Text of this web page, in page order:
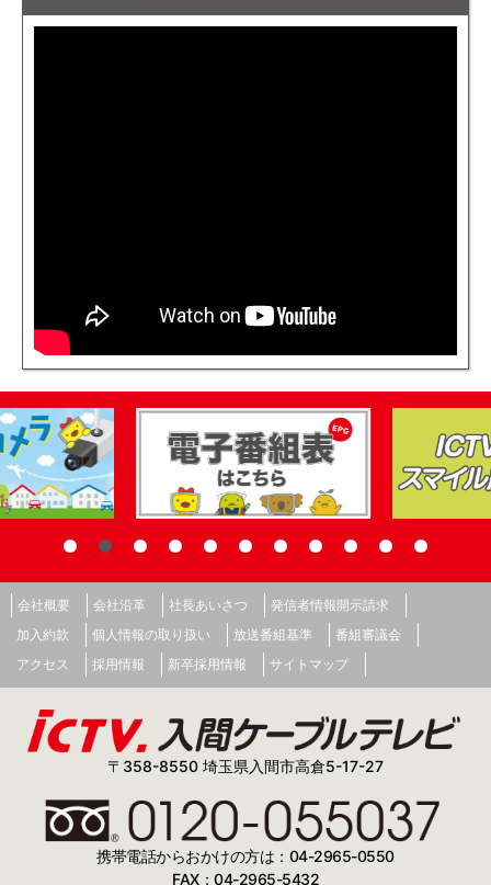
会社概要 会社沿革 社長あいさつ
発信者情報開示請求
加入約款
個人情報の取り扱い 放送番組基準
番組審議会
アクセス
採用情報 新卒採用情報 サイトマップ
〒358-8550 埼玉県入間市高倉5-17-27
携帯電話からおかけの方は：04-2965-0550
FAX：04-2965-5432